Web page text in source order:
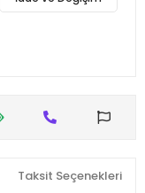
Taksit Seçenekleri